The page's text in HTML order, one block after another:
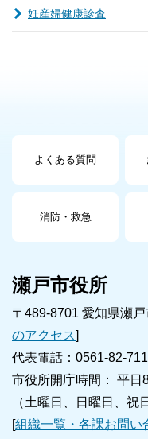
妊産婦健康診査
よくある質問
消防・救急
瀬戸市役所
〒489-8701 愛知県瀬
のアクセス]
代表電話：0561-82-
市役所開庁時間： 平
（土曜日、日曜日、祝
[組織一覧・各課お問い